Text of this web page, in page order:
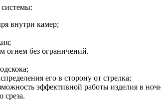
внутри камер;
огнем без ограничений.
его в сторону от стрелка;
эффективной работы изделия в
среза.